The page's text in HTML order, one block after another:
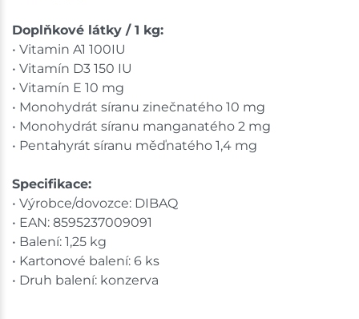
Doplňkové látky / 1 kg:
• Vitamin A1 100IU
• Vitamín D3 150 IU
• Vitamín E 10 mg
• Monohydrát síranu zinečnatého 10 mg
• Monohydrát síranu manganatého 2 mg
• Pentahyrát síranu měďnatého 1,4 mg
Specifikace:
• Výrobce/dovozce: DIBAQ
• EAN: 8595237009091
• Balení: 1,25 kg
• Kartonové balení: 6 ks
• Druh balení: konzerva